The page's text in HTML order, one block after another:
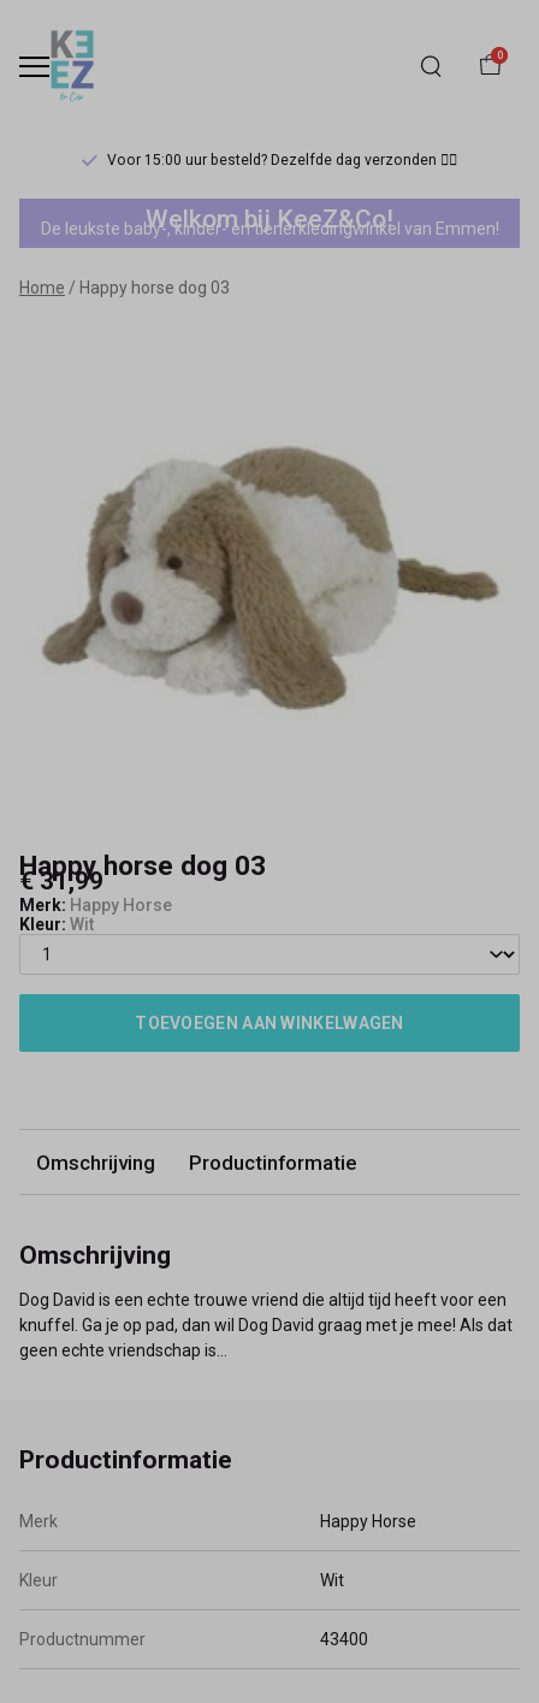
0
Voor 15:00 uur besteld? Dezelfde dag verzonden 🏃‍♀️
Happy
horse
dog
Keez&Co
Welkom bij KeeZ&Co!
De leukste baby-, kinder- en tienerkledingwinkel van Emmen!
Home Happy horse dog 03
Happy horse dog 03
€ 31,99
Merk: Happy Horse
Kleur: Wit
TOEVOEGEN AAN WINKELWAGEN
Omschrijving Productinformatie
Omschrijving
Dog David is een echte trouwe vriend die altijd tijd heeft voor een
knuffel. Ga je op pad, dan wil Dog David graag met je mee! Als dat
geen echte vriendschap is…
Productinformatie
Merk Happy Horse
Kleur Wit
Productnummer 43400